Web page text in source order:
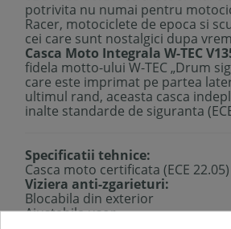
potrivita nu numai pentru
Racer, motociclete de epoca si
cei care sunt nostalgici dupa
Casca Moto Integrala W-TEC
fidela motto-ului W-TEC „Drum
care este imprimat pe partea
ultimul rand, aceasta casca
inalte standarde de siguranta
Specificatii tehnice:
Casca moto certificata (ECE 22.05)
Viziera anti-zgarieturi:
Blocabila din exterior
Ajustabila usor